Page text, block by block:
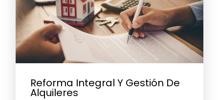
Reforma Integral Y Gestión De
Alquileres